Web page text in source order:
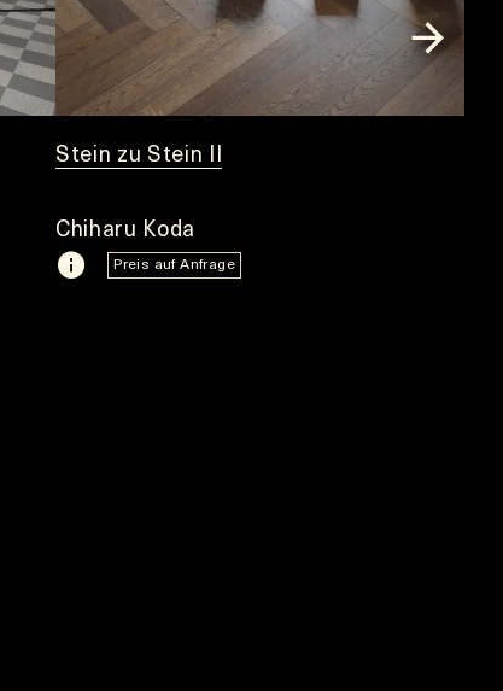
Stein zu Stein II
Chiharu Koda
Preis auf Anfrage